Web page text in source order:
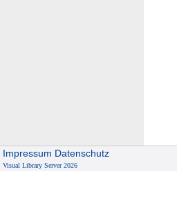
Impressum Datenschutz
Visual Library Server 2026